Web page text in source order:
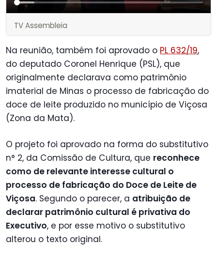
TV Assembleia
Na reunião, também foi aprovado o PL 632/19,
do deputado Coronel Henrique (PSL), que
originalmente declarava como patrimônio
imaterial de Minas o processo de fabricação do
doce de leite produzido no município de Viçosa
(Zona da Mata).
O projeto foi aprovado na forma do substitutivo
n° 2, da Comissão de Cultura, que reconhece
como de relevante interesse cultural o
processo de fabricação do Doce de Leite de
Viçosa. Segundo o parecer, a atribuição de
declarar patrimônio cultural é privativa do
Executivo, e por esse motivo o substitutivo
alterou o texto original.